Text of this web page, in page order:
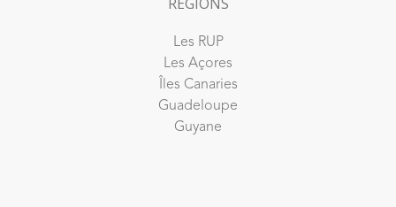
Les RUP
Les Açores
Îles Canaries
Guadeloupe
Guyane